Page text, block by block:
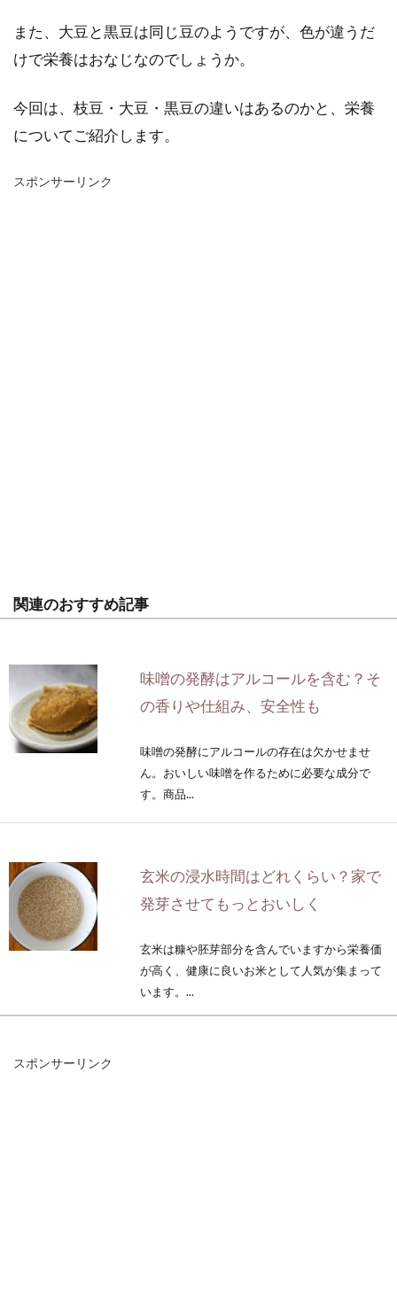
また、大豆と黒豆は同じ豆のようですが、色が違うだ
けで栄養はおなじなのでしょうか。
今回は、枝豆・大豆・黒豆の違いはあるのかと、栄養
についてご紹介します。
スポンサーリンク
関連のおすすめ記事
味噌の発酵はアルコールを含む？そ
の香りや仕組み、安全性も
味噌の発酵にアルコールの存在は欠かせませ
ん。おいしい味噌を作るために必要な成分で
す。商品...
玄米の浸水時間はどれくらい？家で
発芽させてもっとおいしく
玄米は糠や胚芽部分を含んでいますから栄養価
が高く、健康に良いお米として人気が集まって
います。...
スポンサーリンク